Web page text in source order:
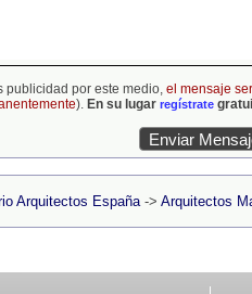
publicidad por este medio, el mensaje
). En su lugar regístrate
Arquitectos España-> Arquitectos